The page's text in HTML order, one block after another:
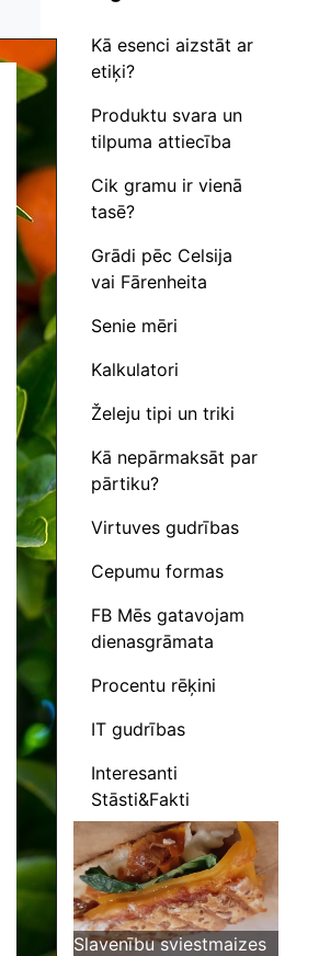
Kā esenci aizstāt ar
etiķi?
Produktu svara un
tilpuma attiecība
Cik gramu ir vienā
tasē?
Grādi pēc Celsija
vai Fārenheita
Senie mēri
Kalkulatori
Želeju tipi un triki
Kā nepārmaksāt par
pārtiku?
Virtuves gudrības
Cepumu formas
FB Mēs gatavojam
dienasgrāmata
Procentu rēķini
IT gudrības
Interesanti
Stāsti&Fakti
Slavenību sviestmaizes